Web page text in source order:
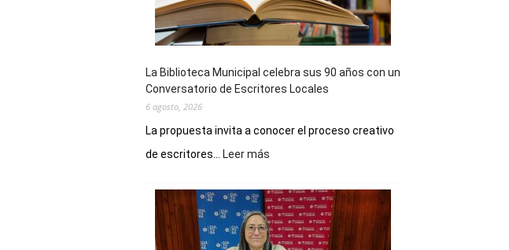
La Biblioteca Municipal celebra sus 90 años con un
Conversatorio de Escritores Locales
6 agosto, 2026
La propuesta invita a conocer el proceso creativo
de escritores...
Leer más
Municipal
celebra
sus